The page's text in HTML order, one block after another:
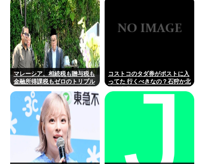
マレーシア、相続税も贈与税も
金融所得課税もゼロのトリプル
めてしまう…
コストコのタダ券がポストに入
ってた 行くべきなの？石狩か北